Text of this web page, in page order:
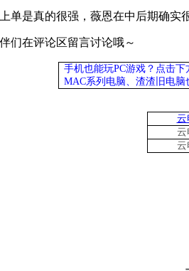
单是真的很强，薇恩在中后期确实
们在评论区留言讨论哦～
手机也能玩PC游戏？点击下
MAC系列电脑、 渣渣旧电脑
云
云
云